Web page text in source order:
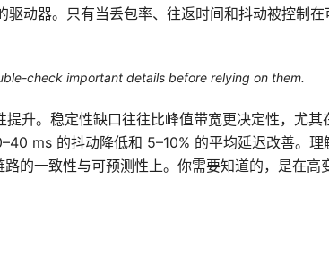
动器。只有当丢包率、往返时间和抖动被控制在
check important details before relying on them.
升。稳定性缺口往往比峰值带宽更决定性，尤其
ms 的抖动降低和 5–10% 的平均延迟改善。理
的一致性与可预测性上。你需要知道的，是在高